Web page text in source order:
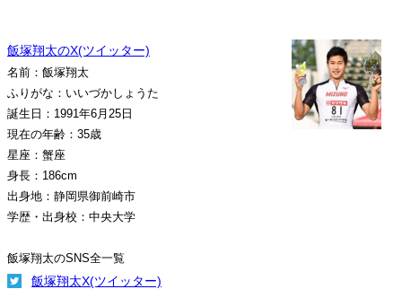
飯塚翔太のX(ツイッター)
名前：飯塚翔太
ふりがな：いいづかしょうた
誕生日：1991年6月25日
現在の年齢：35歳
星座：蟹座
身長：186cm
出身地：静岡県御前崎市
学歴・出身校：中央大学
飯塚翔太のSNS全一覧
飯塚翔太X(ツイッター)